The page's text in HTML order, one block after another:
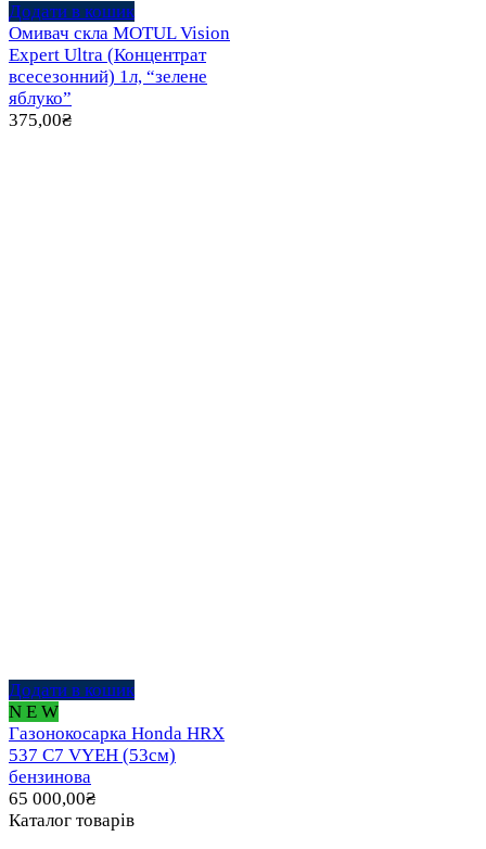
Додати в кошик
Омивач скла MOTUL Vision
Expert Ultra (Концентрат
всесезонний) 1л, “зелене
яблуко”
375,00₴
Додати в кошик
N E W
Газонокосарка Honda HRX
537 C7 VYEH (53см)
бензинова
65 000,00₴
Каталог товарів